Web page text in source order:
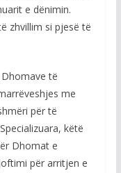
e dënimin.
zhvillim si pjesë të
të
me
për të
këtë
Dhomat e
për arritjen e